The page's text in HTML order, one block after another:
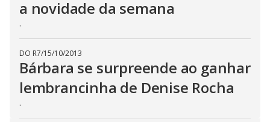
a novidade da semana
.
DO R7/15/10/2013
Bárbara se surpreende ao ganhar
lembrancinha de Denise Rocha
.